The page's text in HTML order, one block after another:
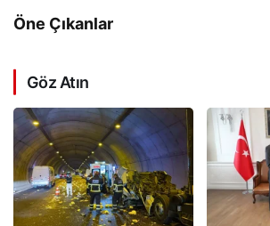
Öne Çıkanlar
Göz Atın